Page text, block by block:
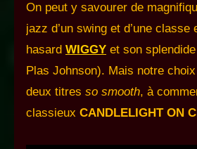
On peut y savourer de
jazz d’un swing et d’une classe
hasard WIGGY et son
Plas Johnson). Mais notre
deux titres so smooth, à
classieux CANDLELIGHT ON